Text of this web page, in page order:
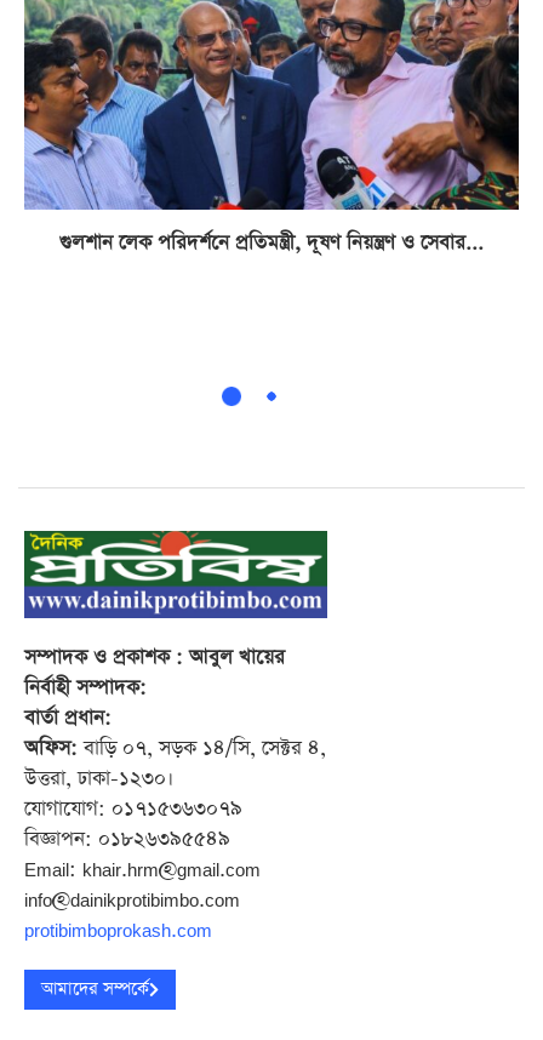
গুলশান লেক পরিদর্শনে প্রতিমন্ত্রী, দূষণ নিয়ন্ত্রণ ও সেবার...
সম্পাদকও প্রকাশক: আবুল খায়ের
নির্বাহী সম্পাদক:
বার্তা প্রধান:
অফিস: বাড়ি ০৭, সড়ক ১৪/সি, সেক্টর ৪,
উত্তরা, ঢাকা-১২৩০।
যোগাযোগ: ০১৭১৫৩৬৩০৭৯
বিজ্ঞাপন: ০১৮২৬৩৯৫৫৪৯
Email: khair.hrm@gmail.com
info@dainikprotibimbo.com
protibimboprokash.com
আমাদের সম্পর্কে